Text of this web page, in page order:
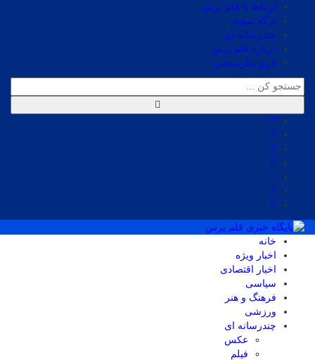
ارتباط با قلم پرس
برگه نمونه
چندرسانه ای
درباره قلم پرس
فرم نظرسنجی
خانه
اخبار ویژه
اخبار اقتصادی
سیاسی
فرهنگ و هنر
ورزشی
چندرسانه ای
عکس
فیلم